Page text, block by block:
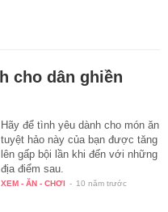
cho dân ghiền
Hãy để tình yêu dành cho món ăn
tuyệt hảo này của bạn được tăng
lên gấp bội lần khi đến với những
địa điểm sau.
XEM - ĂN - CHƠI - 10 năm trước